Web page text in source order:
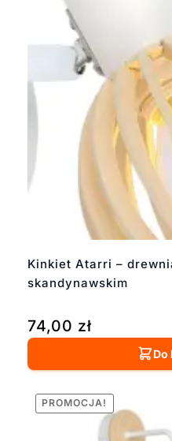
Kinkiet Atarri –
skandynawskim
74,00 zł
Do
PROMOCJA!